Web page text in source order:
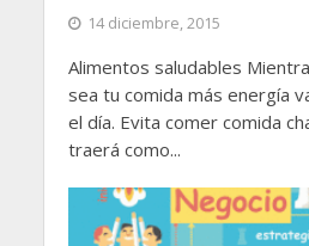
14 diciembre, 2015
Alimentos saludables
sea tu comida más energía
el día. Evita comer comida
traerá como...